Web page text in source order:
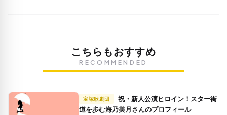
こちらもおすすめ
RECOMMENDED
宝塚歌劇団
道を歩む海乃美月さんのプロフィール